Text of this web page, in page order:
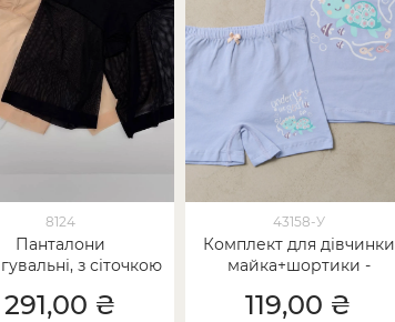
8124
Панталони
з сіточкою
291,00 ₴
43158-У
Комплект для дівчинки
майка+шортики -
119,00 ₴